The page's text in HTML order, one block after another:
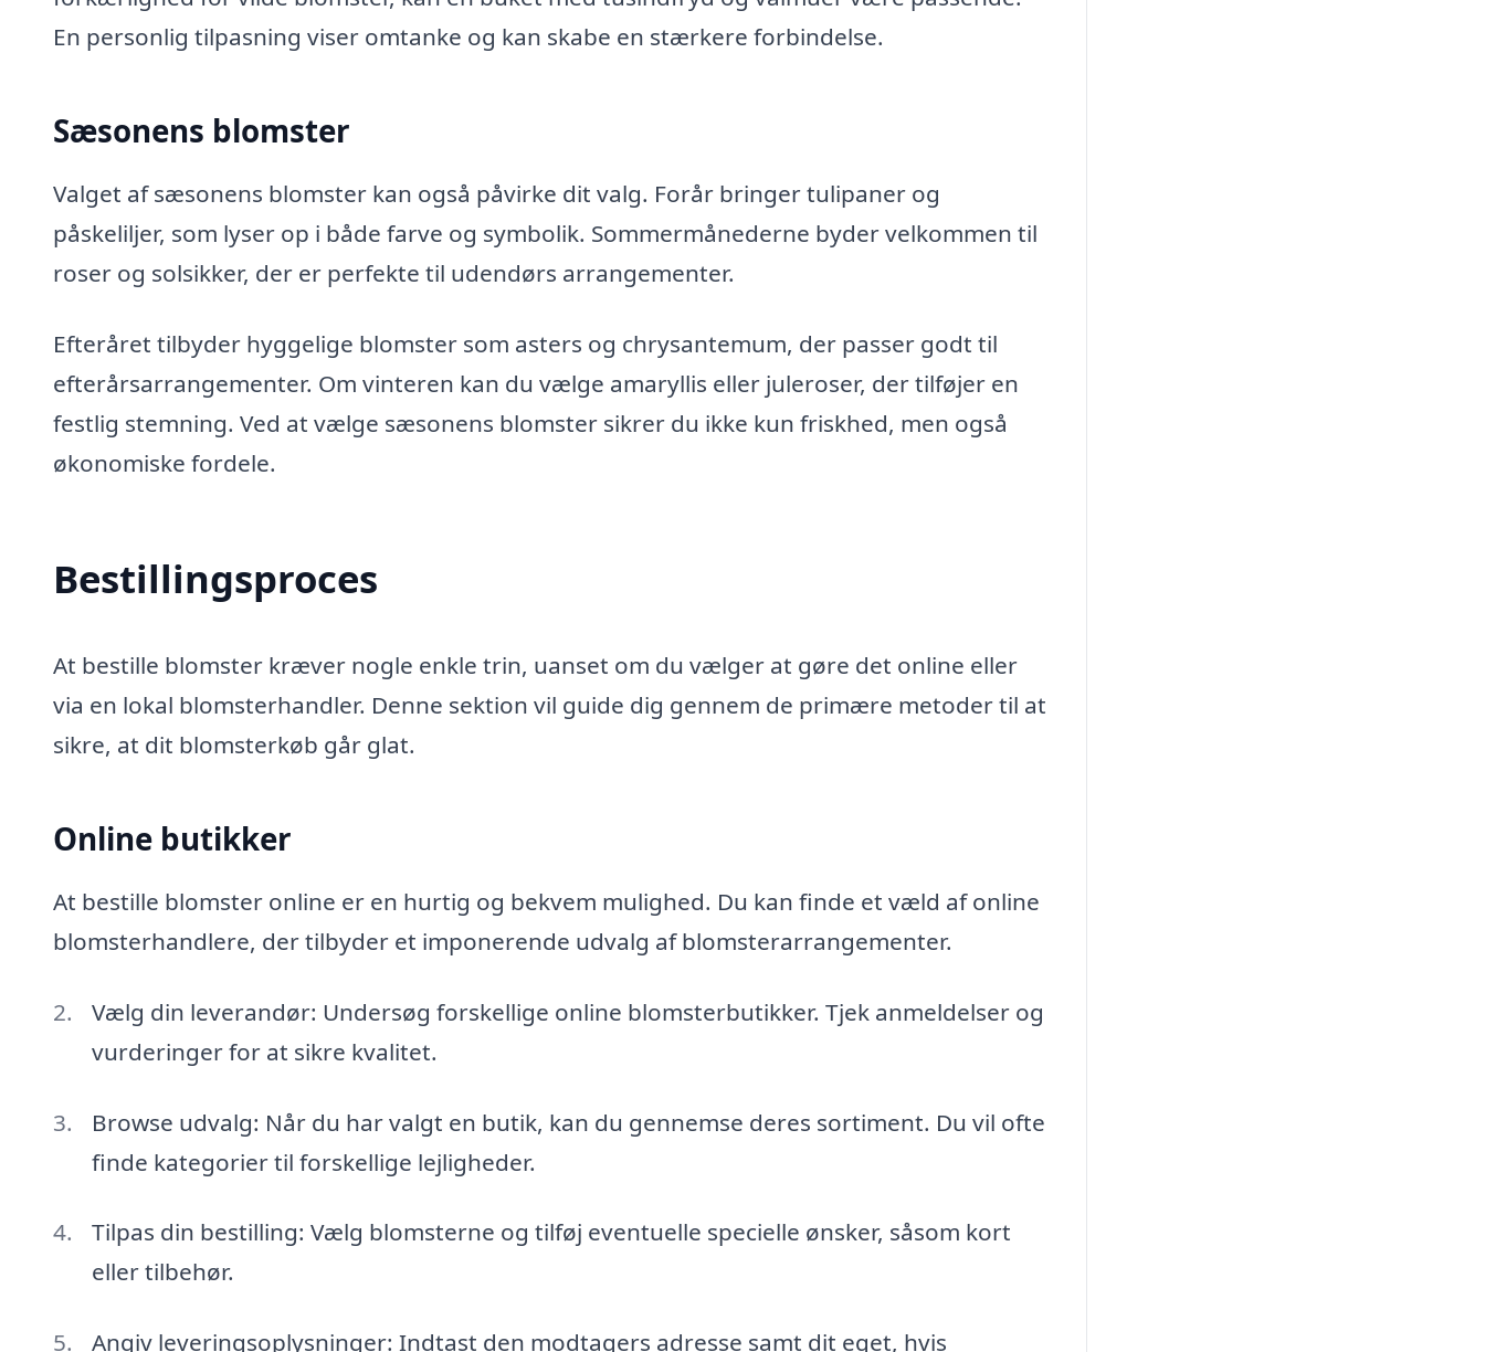
En personlig tilpasning viser omtanke og kan skabe en stærkere forbindelse.
Sæsonens blomster
Valget af sæsonens blomster kan også påvirke dit valg. Forår bringer tulipaner og
påskeliljer, som lyser op i både farve og symbolik. Sommermånederne byder velkommen til
roser og solsikker, der er perfekte til udendørs arrangementer.
Efteråret tilbyder hyggelige blomster som asters og chrysantemum, der passer godt til
efterårsarrangementer. Om vinteren kan du vælge amaryllis eller juleroser, der tilføjer en
festlig stemning. Ved at vælge sæsonens blomster sikrer du ikke kun friskhed, men også
økonomiske fordele.
Bestillingsproces
At bestille blomster kræver nogle enkle trin, uanset om du vælger at gøre det online eller
via en lokal blomsterhandler. Denne sektion vil guide dig gennem de primære metoder til at
sikre, at dit blomsterkøb går glat.
Online butikker
At bestille blomster online er en hurtig og bekvem mulighed. Du kan finde et væld af online
blomsterhandlere, der tilbyder et imponerende udvalg af blomsterarrangementer.
Vælg din leverandør: Undersøg forskellige online blomsterbutikker. Tjek anmeldelser og
vurderinger for at sikre kvalitet.
Browse udvalg: Når du har valgt en butik, kan du gennemse deres sortiment. Du vil ofte
finde kategorier til forskellige lejligheder.
Tilpas din bestilling: Vælg blomsterne og tilføj eventuelle specielle ønsker, såsom kort
eller tilbehør.
Angiv leveringsoplysninger: Indtast den modtagers adresse samt dit eget, hvis